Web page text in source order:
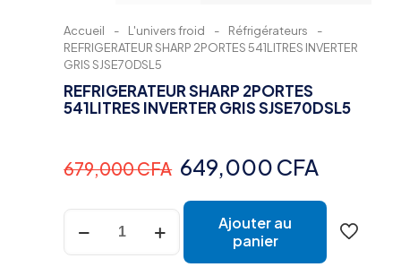
Accueil - L'univers froid - Réfrigérateurs
-
REFRIGERATEUR SHARP 2PORTES 541LITRES INVERTER
GRIS SJSE70DSL5
REFRIGERATEUR SHARP 2PORTES
541LITRES INVERTER GRIS SJSE70DSL5
679,000CFA Le
prix
initial
était :
649,000 CFA
prix
actuel
est :
quantité
REFRIGERATEUR
Ajouter au
panier